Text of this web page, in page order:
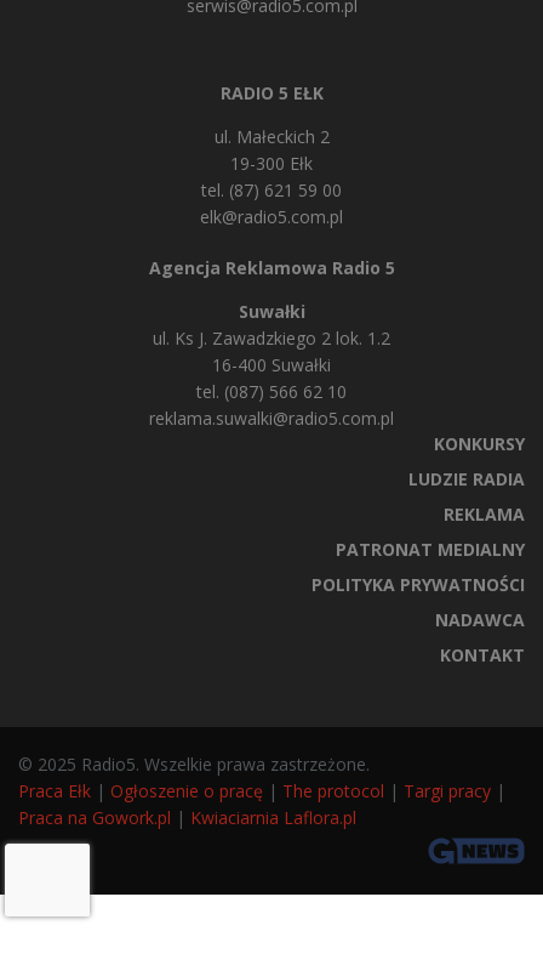
serwis@radio5.com.pl
RADIO 5 EŁK
ul. Małeckich 2
19-300 Ełk
tel. (87) 621 59 00
elk@radio5.com.pl
Agencja Reklamowa Radio 5
Suwałki
ul. Ks J. Zawadzkiego 2 lok. 1.2
16-400 Suwałki
tel. (087) 566 62 10
reklama.suwalki@radio5.com.pl
KONKURSY
LUDZIE RADIA
REKLAMA
PATRONAT MEDIALNY
POLITYKA PRYWATNOŚCI
NADAWCA
KONTAKT
© 2025 Radio5. Wszelkie prawa zastrzeżone.
Praca Ełk | Ogłoszenie o pracę | The protocol | Targi pracy |
Praca na Gowork.pl | Kwiaciarnia Laflora.pl